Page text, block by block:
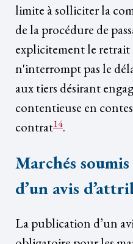
limite à solliciter la
de la procédure de
explicitement le
n'interrompt pas le
aux tiers désirant
contentieuse en
contrat14.
Marchés
d’un avis
La publication d’un